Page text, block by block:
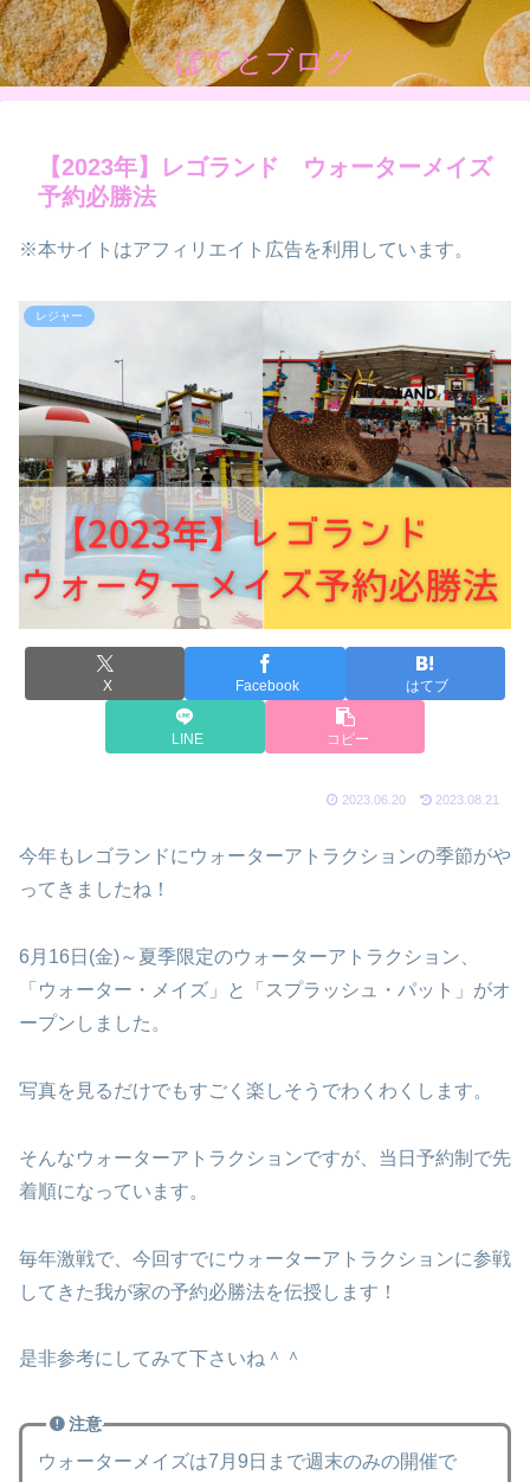
ぽてとブログ
【2023年】レゴランド ウォーターメイズ
予約必勝法
※本サイトはアフィリエイト広告を利用しています。
レジャー
X Facebook はてブ
LINE コピー
2023.06.20 2023.08.21
今年もレゴランドにウォーターアトラクションの季節がや
ってきましたね！
6月16日(金)～夏季限定のウォーターアトラクション、
「ウォーター・メイズ」と「スプラッシュ・パット」がオ
ープンしました。
写真を見るだけでもすごく楽しそうでわくわくします。
そんなウォーターアトラクションですが、当日予約制で先
着順になっています。
毎年激戦で、今回すでにウォーターアトラクションに参戦
してきた我が家の予約必勝法を伝授します！
是非参考にしてみて下さいね＾＾
注意
ウォーターメイズは7月9日まで週末のみの開催で